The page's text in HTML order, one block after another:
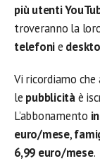
più utenti
troveranno la
telefonie
Vi ricordiamo
le pubblicitàè
L’abbonamento
euro/mese,
6,99 euro/mese.